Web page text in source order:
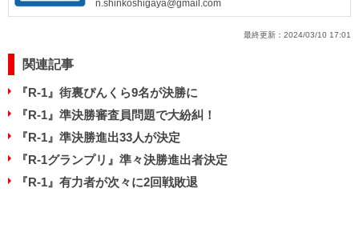
n.shinkoshigaya@gmail.com
最終更新： 2024/03/10 17:01
関連記事
『R-1』街裏ぴんくら9名が決勝に
『R-1』準決勝審査員問題で大紛糾！
『R-1』準決勝進出33人が決定
『R-1グランプリ』準々決勝進出者決定
『R-1』有力者が次々に2回戦敗退